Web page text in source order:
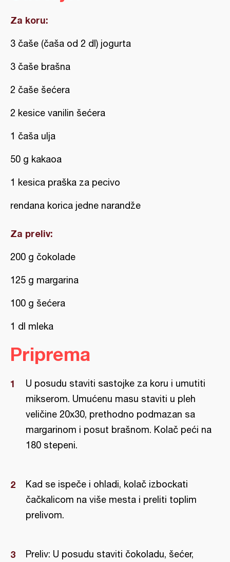
Za koru:
3 čaše (čaša od 2 dl) jogurta
3 čaše brašna
2 čaše šećera
2 kesice vanilin šećera
1 čaša ulja
50 g kakaoa
1 kesica praška za pecivo
rendana korica jedne narandže
Za preliv:
200 g čokolade
125 g margarina
100 g šećera
1 dl mleka
Priprema
U posudu staviti sastojke za koru i umutiti
mikserom. Umućenu masu staviti u pleh
veličine 20x30, prethodno podmazan sa
margarinom i posut brašnom. Kolač peći na
180 stepeni.
Kad se ispeče i ohladi, kolač izbockati
čačkalicom na više mesta i preliti toplim
prelivom.
Preliv: U posudu staviti čokoladu, šećer,